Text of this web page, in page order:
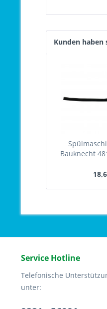
Kunden haben
Bauknecht
Service Hotline
Telefonische
unter: